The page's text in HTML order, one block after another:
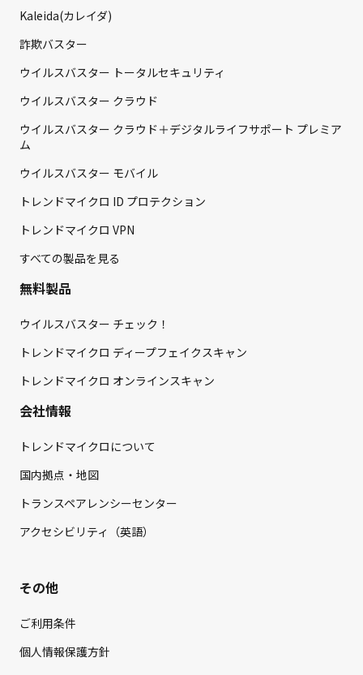
Kaleida(カレイダ)
詐欺バスター
ウイルスバスター トータルセキュリティ
ウイルスバスター クラウド
ウイルスバスター クラウド＋デジタルライフサポート プレミア
ム
ウイルスバスター モバイル
トレンドマイクロ ID プロテクション
トレンドマイクロ VPN
すべての製品を見る
無料製品
ウイルスバスター チェック！
トレンドマイクロ ディープフェイクスキャン
トレンドマイクロ オンラインスキャン
会社情報
トレンドマイクロについて
国内拠点・地図
トランスペアレンシーセンター
アクセシビリティ（英語）
その他
ご利用条件
個人情報保護方針